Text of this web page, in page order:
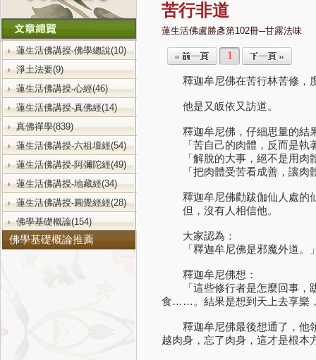
蓮生活佛講授-佛學總說(10)
淨土法要(9)
蓮生活佛講授-心經(46)
蓮生活佛講授-真佛經(14)
真佛禪學(839)
蓮生活佛講授-六祖壇經(54)
蓮生活佛講授-阿彌陀經(49)
蓮生活佛講授-地藏經(34)
蓮生活佛講授-圓覺經經(28)
佛學基礎概論(154)
佛學基礎概論推薦
苦行非道
蓮生活佛盧勝彥第102冊─甘露法味
1
釋迦牟尼佛在苦行林苦修，
他是又皈依又訪道。
釋迦牟尼佛，仔細思量的結
「苦自己的肉體，反而是執
「解脫的大事，絕不是用肉
「把肉體受苦看成善，讓肉
釋迦牟尼佛勸跋伽仙人處的
但，沒有人相信他。
大家認為：
「釋迦牟尼佛是邪魔外道。
釋迦牟尼佛想：
「這些修行者是怎麼回事，跋
食……。結果是想到天上去享樂
釋迦牟尼佛最後想通了，他領
越肉身，忘了肉身，這才是根本